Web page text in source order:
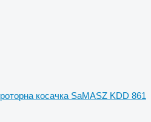
роторна косачка SaMASZ KDD 861